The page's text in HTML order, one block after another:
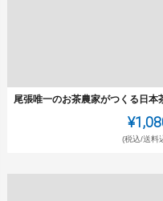
尾張唯一のお茶農家がつくる日本
(税込/送料